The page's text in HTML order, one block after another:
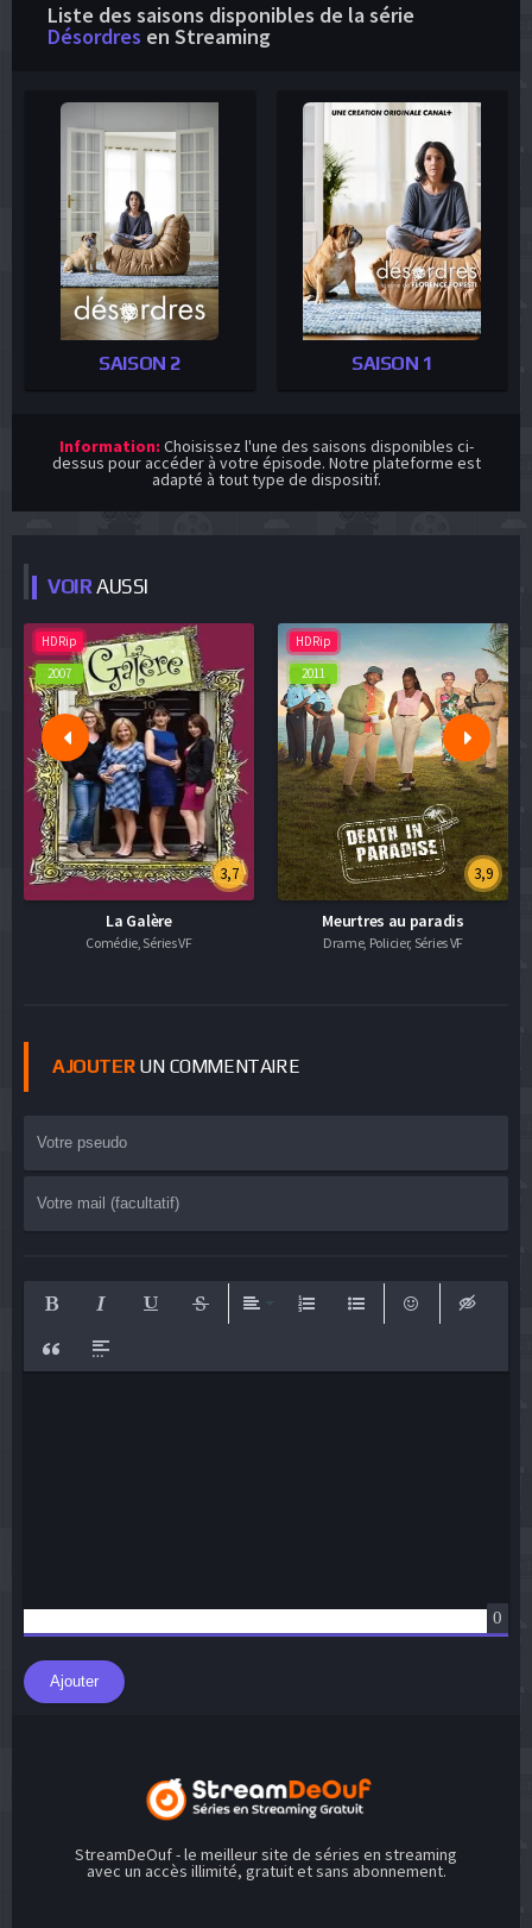
Liste des saisons disponibles de la série
Désordres en Streaming
SAISON 2 SAISON 1
Information: Choisissez l'une des saisons disponibles ci-
dessus pour accéder à votre épisode. Notre plateforme est
adapté à tout type de dispositif.
VOIRAUSSI
HDRip
2007
3,7
La Galère
Comédie, Séries VF
HDRip
2011
3,9
Meurtres au paradis
Drame, Policier, Séries VF
AJOUTERUN COMMENTAIRE
0
Ajouter
StreamDeOuf - le meilleur site de séries en streaming
avec un accès illimité, gratuit et sans abonnement.